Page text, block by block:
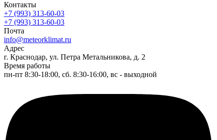
Контакты
+7 (993) 313-60-03
+7 (993) 313-60-03
Почта
info@meteorklimat.ru
Адрес
г. Краснодар, ул. Петра Метальникова, д. 2
Время работы
пн-пт 8:30-18:00, сб. 8:30-16:00, вс - выходной